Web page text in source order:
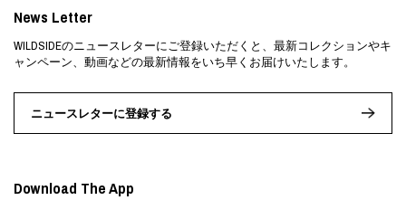
News Letter
WILDSIDEのニュースレターにご登録いただくと、最新コレクションやキ
ャンペーン、動画などの最新情報をいち早くお届けいたします。
ニュースレターに登録する
Download The App